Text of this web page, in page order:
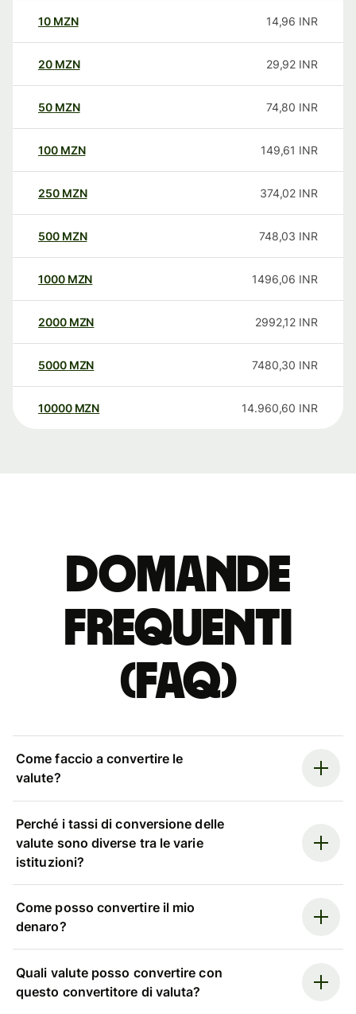
10 MZN 14,96 INR
20 MZN 29,92 INR
50 MZN 74,80 INR
100 MZN 149,61 INR
250 MZN 374,02 INR
500 MZN 748,03 INR
1000 MZN 1496,06 INR
2000 MZN 2992,12 INR
5000 MZN 7480,30 INR
10000 MZN 14.960,60 INR
Domande
Frequenti
(FAQ)
Come faccio a convertire le
valute?
Perché i tassi di conversione delle
valute sono diverse tra le varie
istituzioni?
Come posso convertire il mio
denaro?
Quali valute posso convertire con
questo convertitore di valuta?